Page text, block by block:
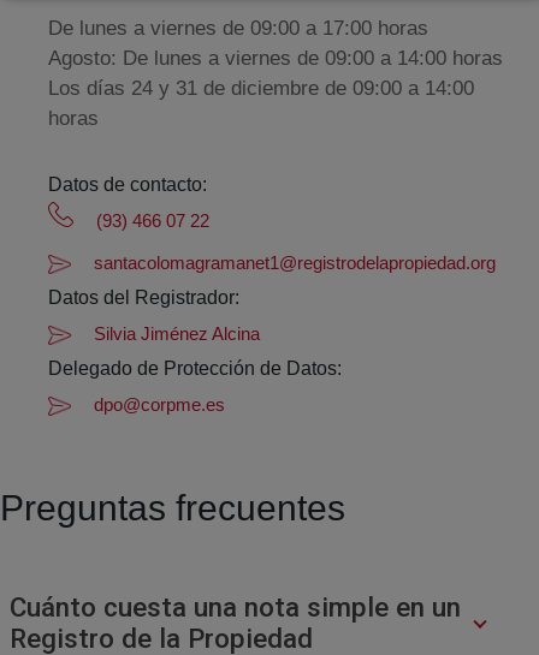
De lunes a viernes de 09:00 a 17:00 horas
Agosto: De lunes a viernes de 09:00 a 14:00 horas
Los días 24 y 31 de diciembre de 09:00 a 14:00
horas
Datos de contacto:
(93) 466 07 22
santacolomagramanet1@registrodelapropiedad.org
Datos del Registrador:
Silvia Jiménez Alcina
Delegado de Protección de Datos:
dpo@corpme.es
Preguntas frecuentes
Cuánto cuesta una nota simple en un
Registro de la Propiedad